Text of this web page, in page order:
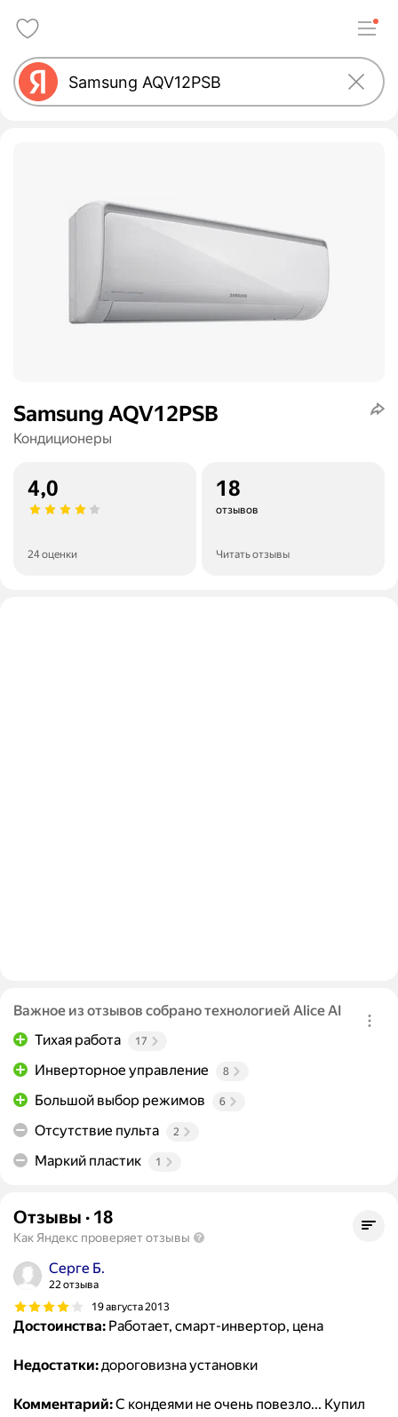
Samsung AQV12PSB
Кондиционеры
4,0
24 оценки
18
отзывов
Читать отзывы
Важное из отзывов собрано технологией Alice AI
Тихая работа
17
Инверторное управление 8
Большой выбор режимов 6
Отсутствие пульта 2
Маркий пластик 1
Отзывы · 18
Как Яндекс проверяет отзывы
Серге Б.
22 отзыва
19 августа 2013
Достоинства: Работает, смарт-инвертор, цена
Недостатки:дороговизна установки
Комментарий:С кондеями не очень повезло... Купил